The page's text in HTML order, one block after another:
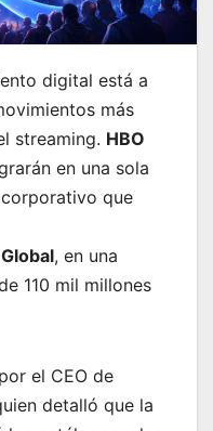
digital está a
más
streaming. HBO
en una sola
que
, en una
110 mil millones
el CEO de
detalló que la